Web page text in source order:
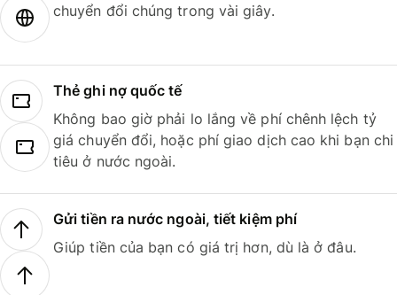
chuyển đổi chúng trong vài giây.
Thẻ ghi nợ quốc tế
Không bao giờ phải lo lắng về phí chênh lệch tỷ
giá chuyển đổi, hoặc phí giao dịch cao khi bạn chi
tiêu ở nước ngoài.
Gửi tiền ra nước ngoài, tiết kiệm phí
Giúp tiền của bạn có giá trị hơn, dù là ở đâu.